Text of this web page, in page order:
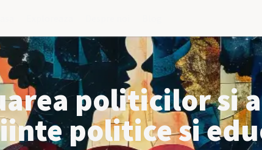
politicilor si
politice si